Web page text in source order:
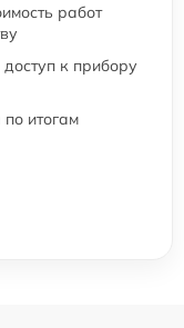
работ
к прибору
итогам